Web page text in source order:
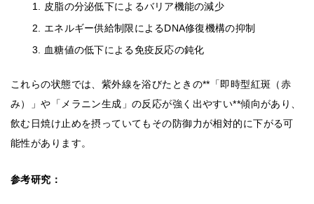
皮脂の分泌低下によるバリア機能の減少
エネルギー供給制限によるDNA修復機構の抑制
血糖値の低下による免疫反応の鈍化
これらの状態では、紫外線を浴びたときの**「即時型紅斑（赤
み）」や「メラニン生成」の反応が強く出やすい**傾向があり、
飲む日焼け止めを摂っていてもその防御力が相対的に下がる可
能性があります。
参考研究：